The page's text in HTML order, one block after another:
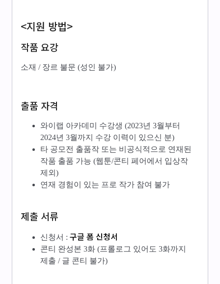
<지원 방법>
작품 요강
소재 / 장르 불문 (성인 불가)
출품 자격
와이랩 아카데미 수강생 (2023년 3월부터
2024년 3월까지 수강 이력이 있으신 분)
타 공모전 출품작 또는 비공식적으로 연재된
작품 출품 가능 (웹툰/콘티 페어에서 입상작
제외)
연재 경험이 있는 프로 작가 참여 불가
제출 서류
신청서 : 구글 폼 신청서
콘티 완성본 3화 (프롤로그 있어도 3화까지
제출 / 글 콘티 불가)